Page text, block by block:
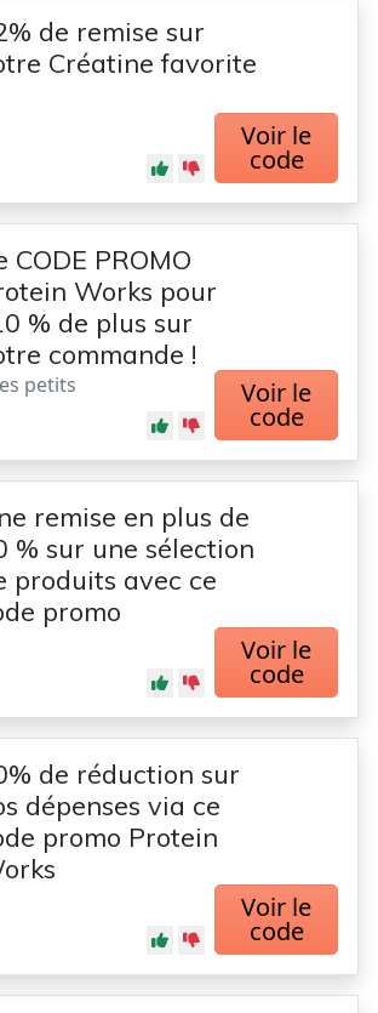
de remise sur
Créatine favorite
Voir le
code
CODE PROMO
Works pour
% de plus sur
commande !
petits
Voir le
code
remise en plus de
% sur une sélection
produits avec ce
promo
Voir le
code
de réduction sur
dépenses via ce
promo Protein
Voir le
code